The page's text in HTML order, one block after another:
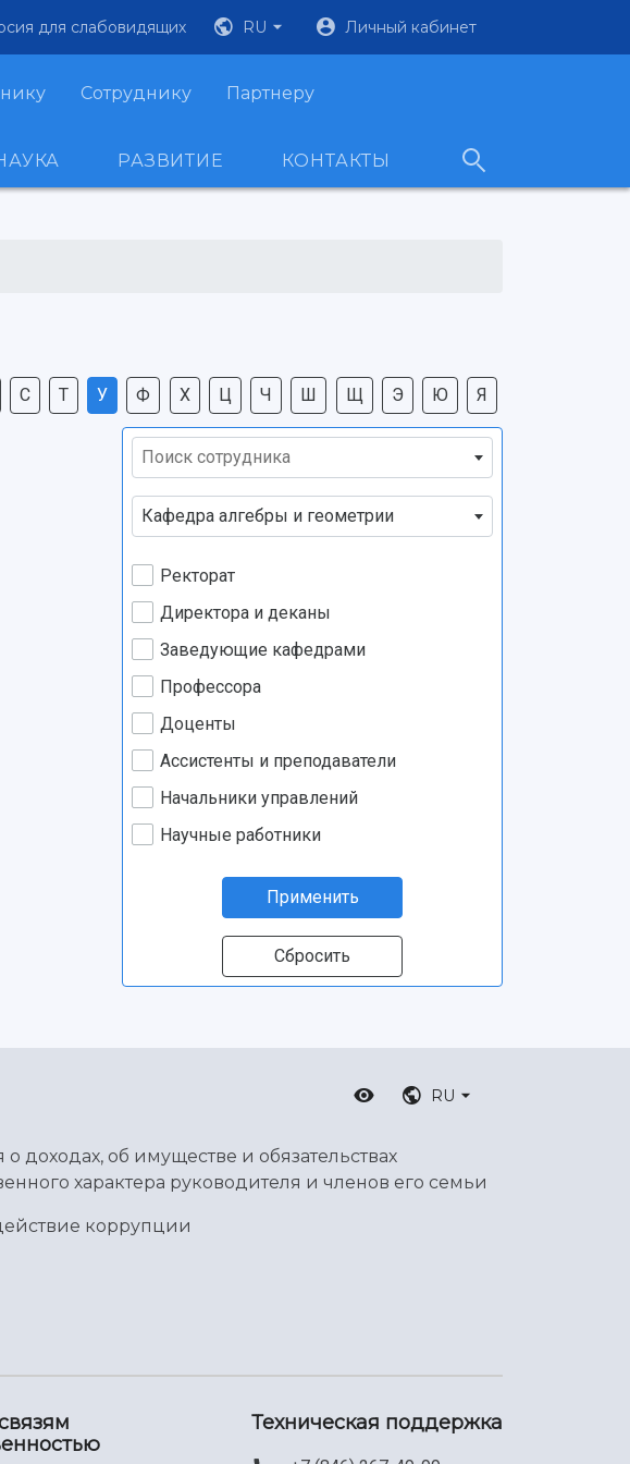
для слабовидящих RU Личный кабинет
Сотруднику Партнеру
РАЗВИТИЕ КОНТАКТЫ
С Т У Ф Х Ц Ч Ш Щ Э Ю Я
Поиск сотрудника
Кафедра алгебры и геометрии
Ректорат
Директора и деканы
Заведующие кафедрами
Профессора
Доценты
Ассистенты и преподаватели
Начальники управлений
Научные работники
Применить
Сбросить
RU
доходах, об имуществе и обязательствах
характера руководителя и членов его семьи
коррупции
Техническая поддержка